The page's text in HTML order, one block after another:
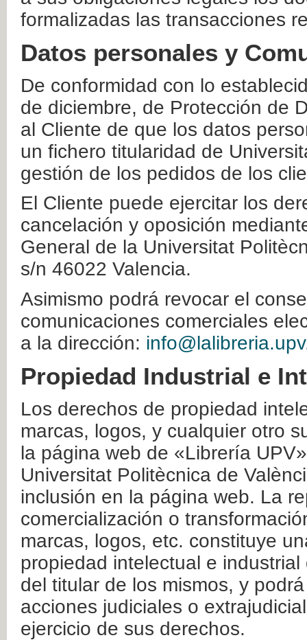
formalizadas las transacciones
Datos personales y
De conformidad con lo
de diciembre, de Protección de
al Cliente de que los datos
un fichero titularidad de
gestión de los pedidos de los
El Cliente puede ejercitar los
cancelación y oposición
General de la Universitat
s/n 46022 Valencia.
Asimismo podrá revocar el
comunicaciones comerciales
a la dirección:
Propiedad Industrial e
Los derechos de propiedad
marcas, logos, y cualquier otro
la página web de «Librería
Universitat Politècnica de
inclusión en la página web. La
comercialización o
marcas, logos, etc. constituye
propiedad intelectual e
del titular de los mismos, y
acciones judiciales o
ejercicio de sus derechos.